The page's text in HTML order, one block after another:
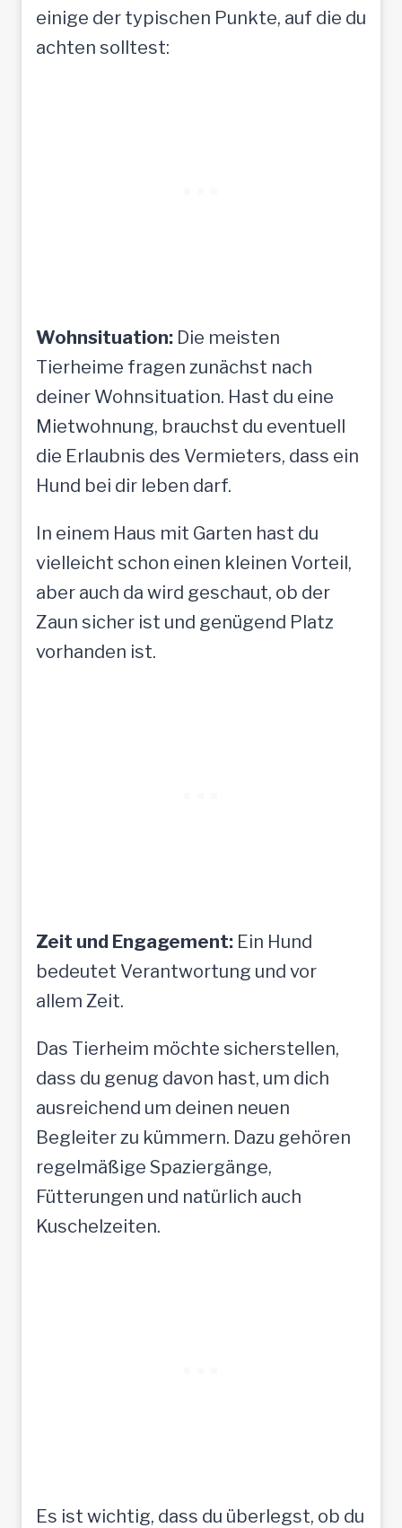
e
einige der typischen Punkte, auf die du
achten solltest:
Wohnsituation: Die meisten
Tierheime fragen zunächst nach
deiner Wohnsituation. Hast du eine
Mietwohnung, brauchst du eventuell
die Erlaubnis des Vermieters, dass ein
Hund bei dir leben darf.
In einem Haus mit Garten hast du
vielleicht schon einen kleinen Vorteil,
aber auch da wird geschaut, ob der
Zaun sicher ist und genügend Platz
vorhanden ist.
Zeit und Engagement: Ein Hund
bedeutet Verantwortung und vor
allem Zeit.
Das Tierheim möchte sicherstellen,
dass du genug davon hast, um dich
ausreichend um deinen neuen
Begleiter zu kümmern. Dazu gehören
regelmäßige Spaziergänge,
Fütterungen und natürlich auch
Kuschelzeiten.
Es ist wichtig, dass du überlegst, ob du